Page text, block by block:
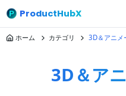
ProductHubX
ホーム カテゴリ 3D＆アニメ
3D＆ア